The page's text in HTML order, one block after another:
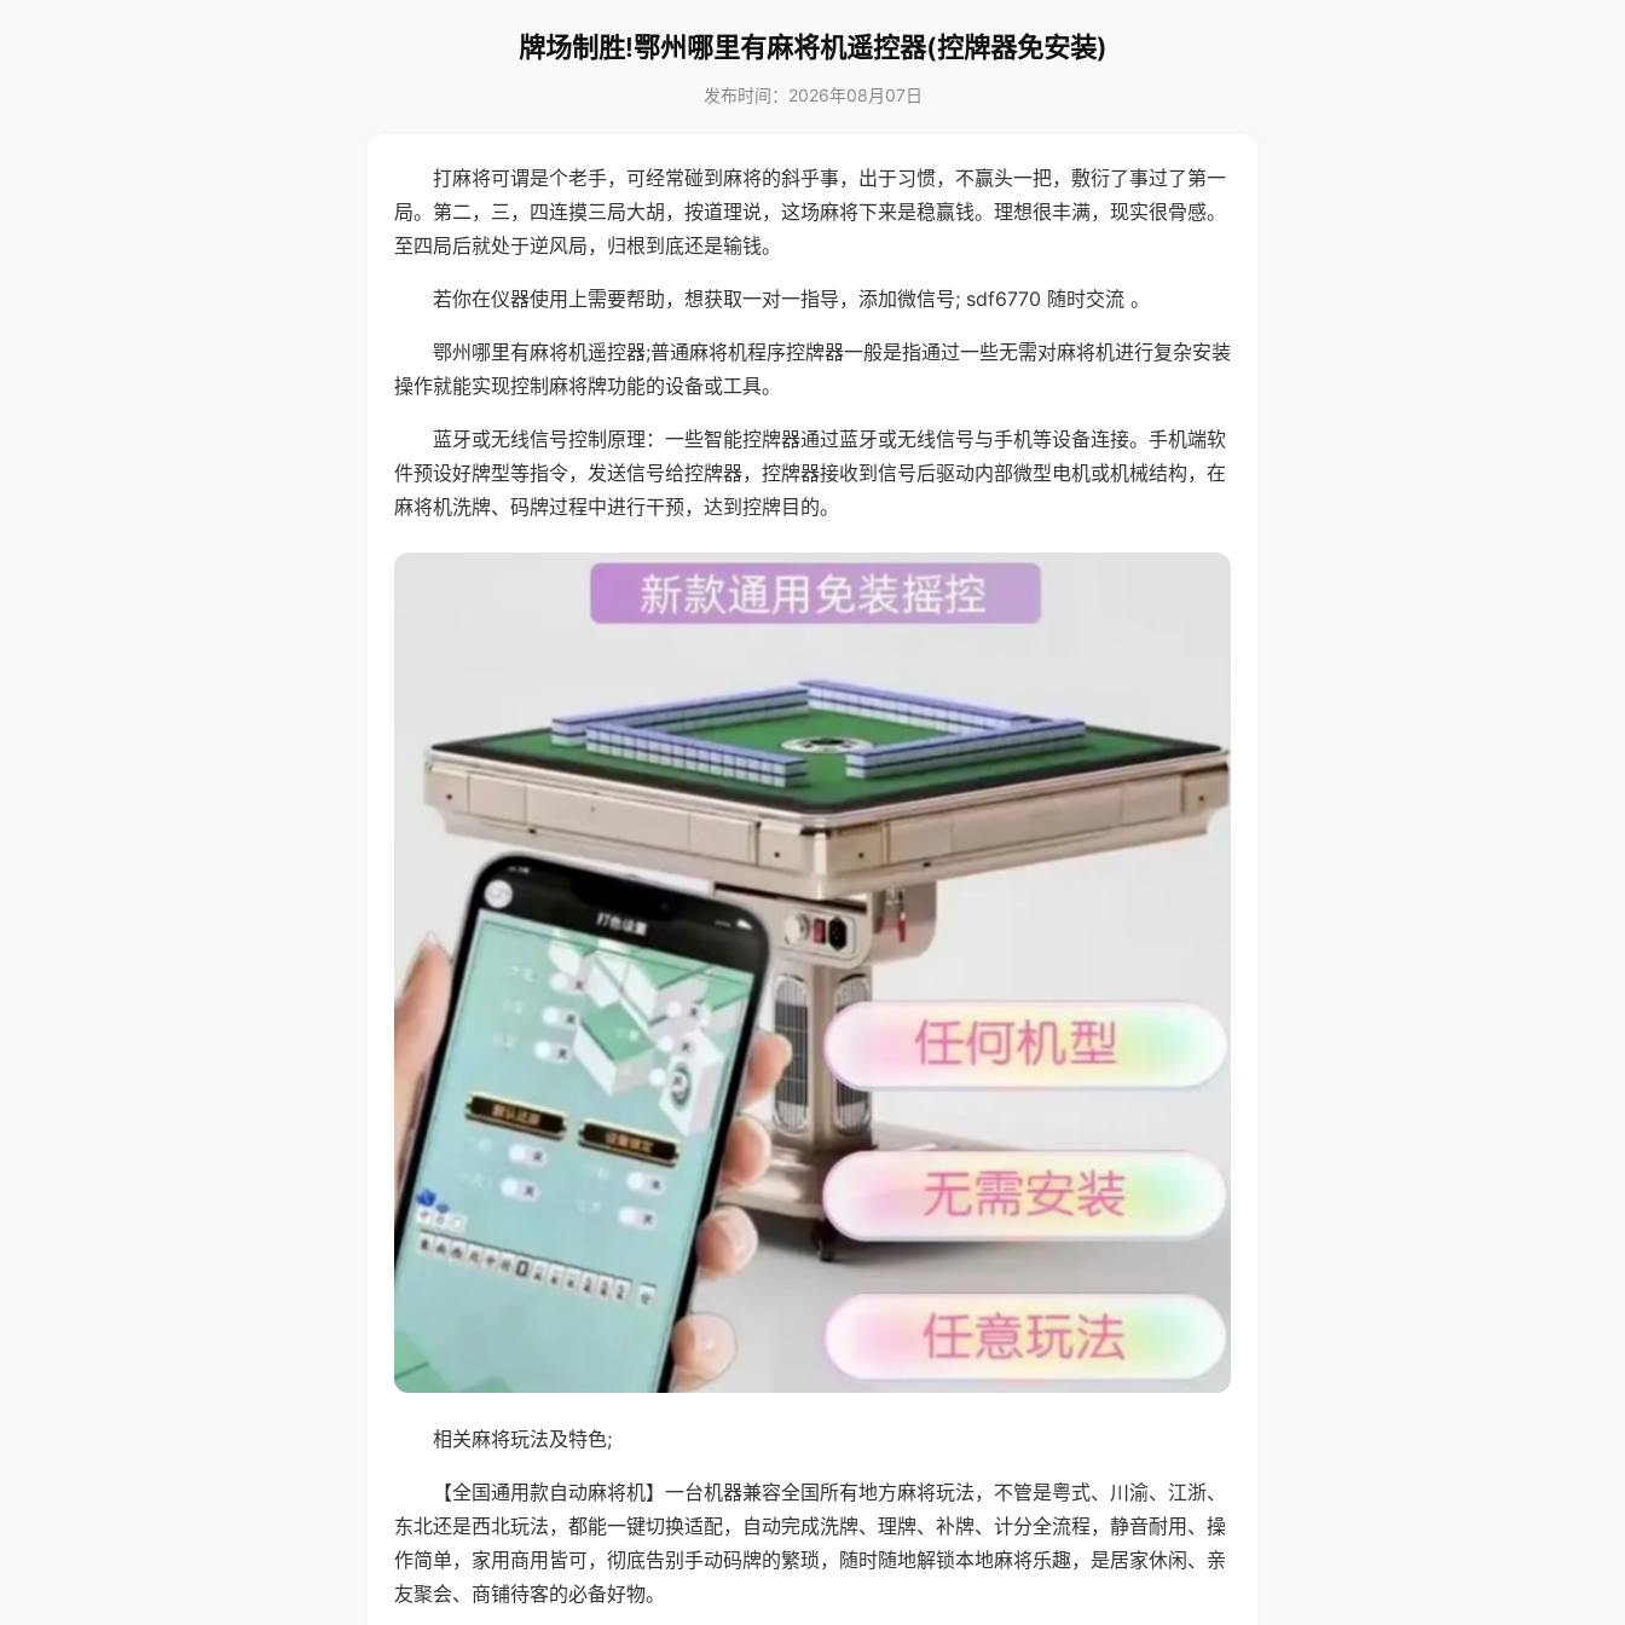
牌场制胜!鄂州哪里有麻将机遥控器(控牌器免安装)
发布时间：2026年08月07日
打麻将可谓是个老手，可经常碰到麻将的斜乎事，出于习惯，不赢头一把，敷衍了事过了第一
局。第二，三，四连摸三局大胡，按道理说，这场麻将下来是稳赢钱。理想很丰满，现实很骨感。
至四局后就处于逆风局，归根到底还是输钱。
若你在仪器使用上需要帮助，想获取一对一指导，添加微信号; sdf6770 随时交流 。
鄂州哪里有麻将机遥控器;普通麻将机程序控牌器一般是指通过一些无需对麻将机进行复杂安装
操作就能实现控制麻将牌功能的设备或工具。
蓝牙或无线信号控制原理：一些智能控牌器通过蓝牙或无线信号与手机等设备连接。手机端软
件预设好牌型等指令，发送信号给控牌器，控牌器接收到信号后驱动内部微型电机或机械结构，在
麻将机洗牌、码牌过程中进行干预，达到控牌目的。
相关麻将玩法及特色;
【全国通用款自动麻将机】一台机器兼容全国所有地方麻将玩法，不管是粤式、川渝、江浙、
东北还是西北玩法，都能一键切换适配，自动完成洗牌、理牌、补牌、计分全流程，静音耐用、操
作简单，家用商用皆可，彻底告别手动码牌的繁琐，随时随地解锁本地麻将乐趣，是居家休闲、亲
友聚会、商铺待客的必备好物。